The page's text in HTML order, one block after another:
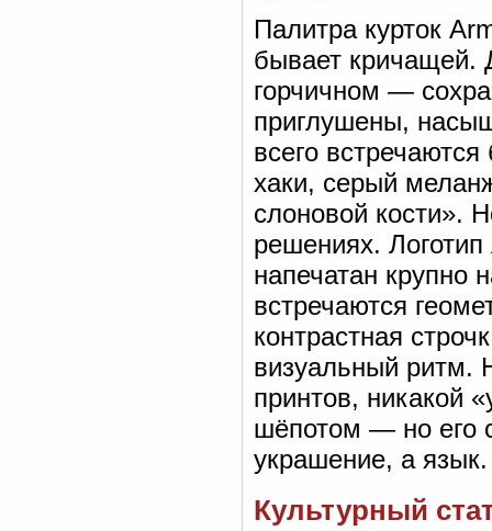
Палитра курток
бывает кричащей.
горчичном —
приглушены,
всего
хаки, серый
слоновой кости».
решениях.
напечатан крупно
встречаются
контрастная
визуальный ритм.
принтов, никакой
шёпотом — но его
украшение, а язык.
Культурный